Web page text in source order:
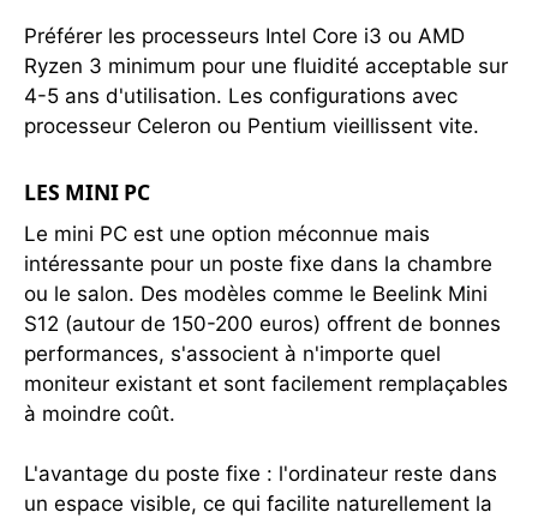
Préférer les processeurs Intel Core i3 ou AMD
Ryzen 3 minimum pour une fluidité acceptable sur
4-5 ans d'utilisation. Les configurations avec
processeur Celeron ou Pentium vieillissent vite.
LES MINI PC
Le mini PC est une option méconnue mais
intéressante pour un poste fixe dans la chambre
ou le salon. Des modèles comme le Beelink Mini
S12 (autour de 150-200 euros) offrent de bonnes
performances, s'associent à n'importe quel
moniteur existant et sont facilement remplaçables
à moindre coût.
L'avantage du poste fixe : l'ordinateur reste dans
un espace visible, ce qui facilite naturellement la